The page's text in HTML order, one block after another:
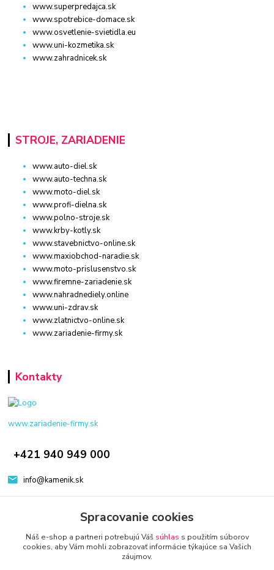
www.superpredajca.sk
www.spotrebice-domace.sk
www.osvetlenie-svietidla.eu
www.uni-kozmetika.sk
www.zahradnicek.sk
STROJE, ZARIADENIE
www.auto-diel.sk
www.auto-techna.sk
www.moto-diel.sk
www.profi-dielna.sk
www.polno-stroje.sk
www.krby-kotly.sk
www.stavebnictvo-online.sk
www.maxiobchod-naradie.sk
www.moto-prislusenstvo.sk
www.firemne-zariadenie.sk
www.nahradnediely.online
www.uni-zdrav.sk
www.zlatnictvo-online.sk
www.zariadenie-firmy.sk
Kontakty
www.zariadenie-firmy.sk
+421 940 949 000
info@kamenik.sk
Spracovanie cookies
Náš e-shop a partneri potrebujú Váš súhlas s použitím súborov
cookies, aby Vám mohli zobrazovať informácie týkajúce sa Vašich
záujmov.